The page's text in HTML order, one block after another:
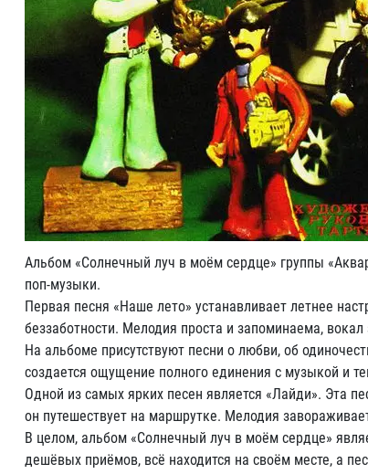
Альбом «Солнечный луч в моём сердце» группы
поп-музыки.
Первая песня «Наше лето» устанавливает летнее
беззаботности. Мелодия проста и запоминаема,
На альбоме присутствуют песни о любви, об
создается ощущение полного единения с музыкой и
Одной из самых ярких песен является «Лайди». Эта
он путешествует на маршрутке. Мелодия
В целом, альбом «Солнечный луч в моём сердце»
дешёвых приёмов, всё находится на своём месте, а